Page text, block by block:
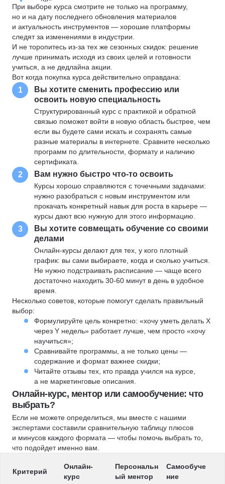
При выборе курса смотрите не только на программу,
но и на дату последнего обновления материалов
и актуальность инструментов — хорошие платформы
следят за изменениями в индустрии.
И не торопитесь из-за тех же сезонных скидок: решение
лучше принимать исходя из своих целей и готовности
учиться, а не дедлайна акции.
Вот когда покупка курса действительно оправдана:
1
Вы хотите сменить профессию или
освоить новую специальность
Структурированный курс с практикой и обратной
связью поможет войти в новую область быстрее, чем
если вы будете сами искать и сохранять самые
разные материалы в интернете. Сравните несколько
программ по длительности, формату и наличию
сертификата.
2 Вам нужно быстро что-то освоить
Курсы хорошо справляются с точечными задачами:
нужно разобраться с новым инструментом или
прокачать конкретный навык для роста в карьере —
курсы дают всю нужную для этого информацию.
3
Вы хотите совмещать обучение со своими
делами
Онлайн-курсы делают для тех, у кого плотный
график: вы сами выбираете, когда и сколько учиться.
Не нужно подстраивать расписание — чаще всего
достаточно находить 30-60 минут в день в удобное
время.
Несколько советов, которые помогут сделать правильный
выбор:
Формулируйте цель конкретно: «хочу уметь делать X
через Y недель» работает лучше, чем просто «хочу
научиться»;
Сравнивайте программы, а не только цены —
содержание и формат важнее скидки;
Читайте отзывы тех, кто правда учился на курсе,
а не маркетинговые описания.
Онлайн-курс, ментор или самообучение: что
выбрать?
Если не можете определиться, мы вместе с нашими
экспертами составили сравнительную таблицу плюсов
и минусов каждого формата — чтобы помочь выбрать то,
что подойдет именно вам.
Критерий
Онлайн-
курс
Персональн
ый ментор
Самообуче
ние